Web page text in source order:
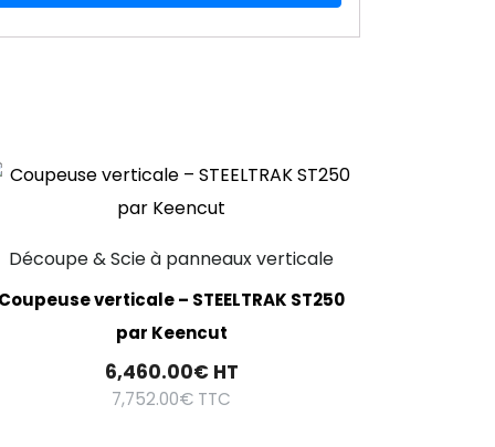
Découpe & Scie à panneaux verticale
Coupeuse verticale – STEELTRAK ST250
par Keencut
6,460.00€ HT
7,752.00€ TTC